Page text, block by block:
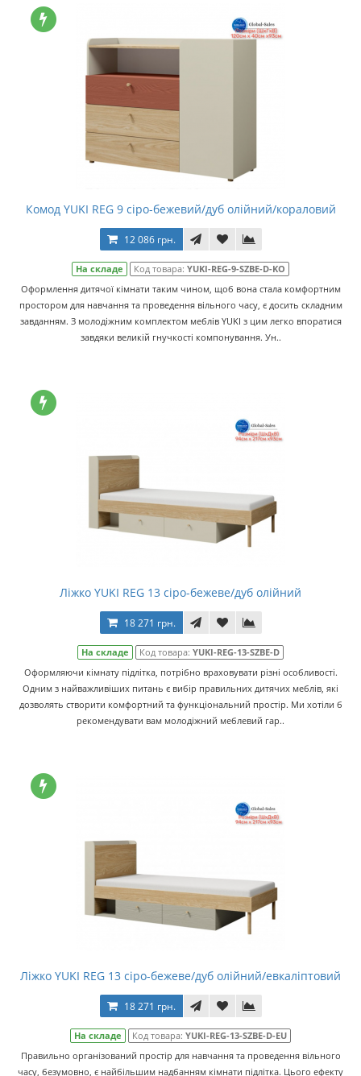
Комод YUKI REG 9 сіро-бежевий/дуб олійний/кораловий
12 086 грн.
На складе Код товара: YUKI-REG-9-SZBE-D-KO
Оформлення дитячої кімнати таким чином, щоб вона стала комфортним
простором для навчання та проведення вільного часу, є досить складним
завданням. З молодіжним комплектом меблів YUKI з цим легко впоратися
завдяки великій гнучкості компонування. Ун..
Ліжко YUKI REG 13 сіро-бежеве/дуб олійний
18 271 грн.
На складе Код товара: YUKI-REG-13-SZBE-D
Оформляючи кімнату підлітка, потрібно враховувати різні особливості.
Одним з найважливіших питань є вибір правильних дитячих меблів, які
дозволять створити комфортний та функціональний простір. Ми хотіли б
рекомендувати вам молодіжний меблевий гар..
Ліжко YUKI REG 13 сіро-бежеве/дуб олійний/евкаліптовий
18 271 грн.
На складе Код товара: YUKI-REG-13-SZBE-D-EU
Правильно організований простір для навчання та проведення вільного
часу, безумовно, є найбільшим надбанням кімнати підлітка. Цього ефекту